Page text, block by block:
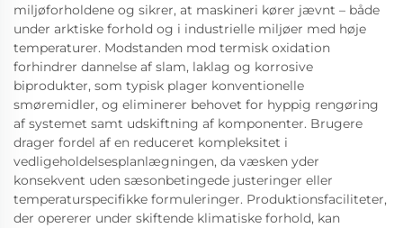
miljøforholdene og sikrer, at maskineri kører jævnt – både
under arktiske forhold og i industrielle miljøer med høje
temperaturer. Modstanden mod termisk oxidation
forhindrer dannelse af slam, laklag og korrosive
biprodukter, som typisk plager konventionelle
smøremidler, og eliminerer behovet for hyppig rengøring
af systemet samt udskiftning af komponenter. Brugere
drager fordel af en reduceret kompleksitet i
vedligeholdelsesplanlægningen, da væsken yder
konsekvent uden sæsonbetingede justeringer eller
temperaturspecifikke formuleringer. Produktionsfaciliteter,
der opererer under skiftende klimatiske forhold, kan